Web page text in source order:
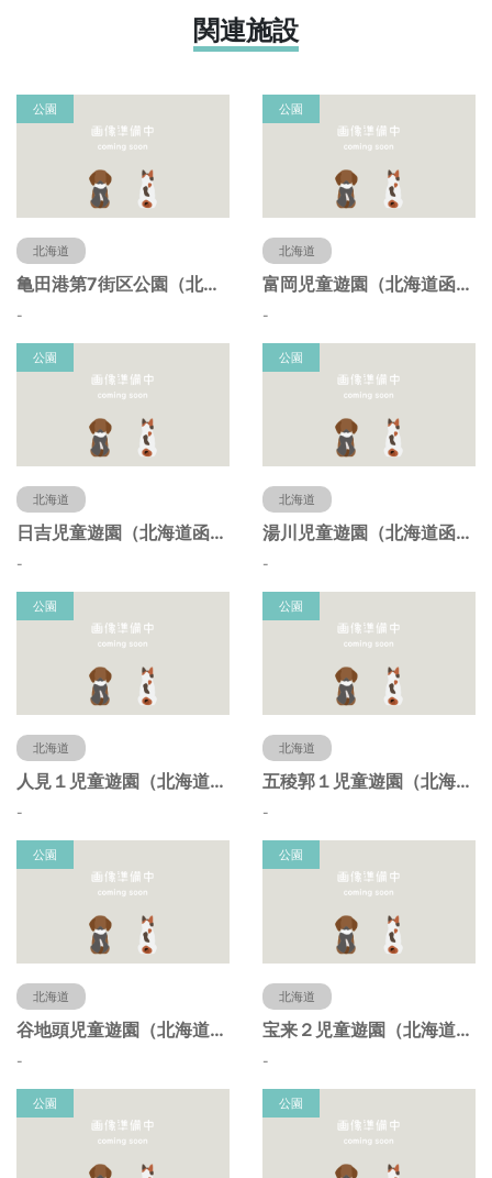
関連施設
公園
北海道
亀田港第7街区公園（北海道函館市）
-
公園
北海道
富岡児童遊園（北海道函館市）
-
公園
北海道
日吉児童遊園（北海道函館市）
-
公園
北海道
湯川児童遊園（北海道函館市）
-
公園
北海道
人見１児童遊園（北海道函館市）
-
公園
北海道
五稜郭１児童遊園（北海道函館市）
-
公園
北海道
谷地頭児童遊園（北海道函館市）
-
公園
北海道
宝来２児童遊園（北海道函館市）
-
公園 公園